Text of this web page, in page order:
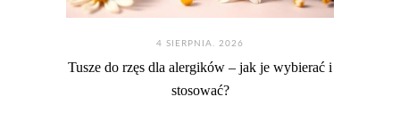
4 SIERPNIA. 2026
Tusze do rzęs dla alergików – jak je wybierać i
stosować?